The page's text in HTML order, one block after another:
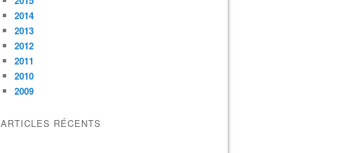
2014
2013
2012
2011
2010
2009
ARTICLES RÉCENTS